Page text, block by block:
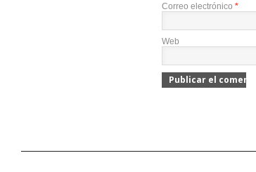
Correo electrónico *
Web